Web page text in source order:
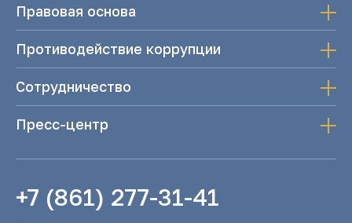
Правовая основа
Противодействие коррупции
Сотрудничество
Пресс-центр
+7 (861) 277-31-41